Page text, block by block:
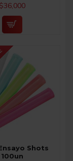
$36,000
Shots
100un